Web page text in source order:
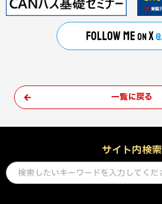
一覧に戻る
サイト内検索